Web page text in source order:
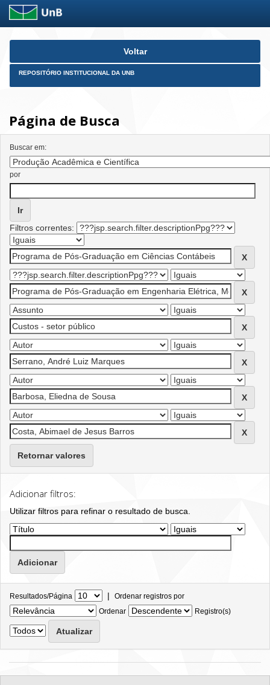
Skip
Voltar
REPOSITÓRIO INSTITUCIONAL DA UNB
Página de Busca
Buscar em:
por
Filtros correntes:
Retornar valores
Adicionar filtros:
Utilizar filtros para refinar o resultado de busca.
Resultados/Página | Ordenar registros por
Ordenar
Registro(s)